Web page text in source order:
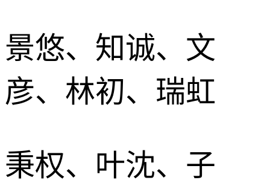
景悠、知诚、文
彦、林初、瑞虹
秉权、叶沈、子